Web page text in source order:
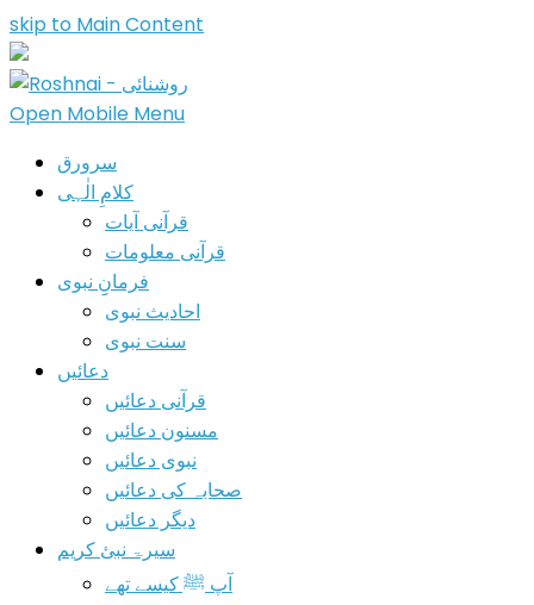
skip to Main Content
Open Mobile Menu
سرورق
کلامِ الٰہی
قرآنی آیات
قرآنی معلومات
فرمانِِ نبوی
احادیث نبوی
سنت نبوی
دعائیں
قرآنی دعائیں
مسنون دعائیں
نبوی دعائیں
صحابہ کی دعائیں
دیگر دعائیں
سیرۃ نبیٔ کریم
آپ ﷺ کیسے تھے